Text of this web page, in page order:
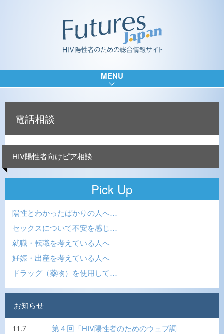
MENU
電話相談
HIV陽性者向けピア相談
Pick Up
陽性とわかったばかりの人へ…
セックスについて不安を感じ…
就職・転職を考えている人へ
妊娠・出産を考えている人へ
ドラッグ（薬物）を使用して…
お知らせ
11.7
第４回「HIV陽性者のためのウェブ調